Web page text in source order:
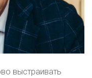
выстраивать